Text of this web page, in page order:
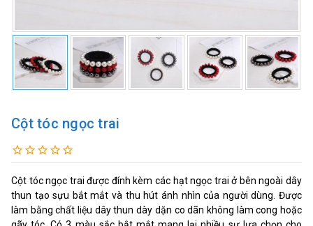
Cột tóc ngọc trai
Cột tóc ngọc trai được đính kèm các hạt ngọc trai ở bên ngoài dây
thun tạo sựu bắt mắt và thu hút ánh nhìn của người dùng. Được
làm bằng chất liệu dây thun dày dặn co dãn không làm cong hoặc